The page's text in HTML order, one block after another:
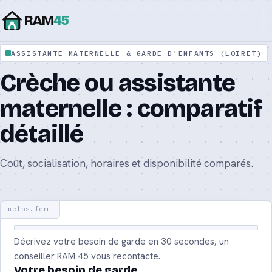
RAM45
Assistante maternelle agréée : le guide
complet 2026
Assistante maternelle ou nounou : quelle
différence ?
Tarif d’une assistante maternelle : prix et
calcul 2026
Aide CAF CMG : le complément de mode de
garde 2026
Contrat d’assistante maternelle : modèle et
mentions 2026
ASSISTANTE MATERNELLE & GARDE D'ENFANTS (LOIRET)
Crèche ou assistante
maternelle : comparatif
détaillé
Coût, socialisation, horaires et disponibilité comparés.
Décrivez votre besoin de garde en 30 secondes, un
conseiller RAM 45 vous recontacte.